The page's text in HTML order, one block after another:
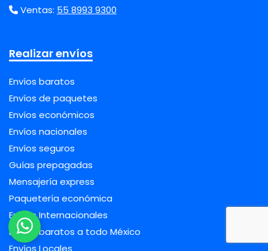
Ventas: 55 8993 9300
Realizar envíos
Envíos baratos
Envíos de paquetes
Envíos económicos
Envíos nacionales
Envíos seguros
Guías prepagadas
Mensajería express
Paquetería económica
Envíos Internacionales
Envíos baratos a todo México
Envíos Locales